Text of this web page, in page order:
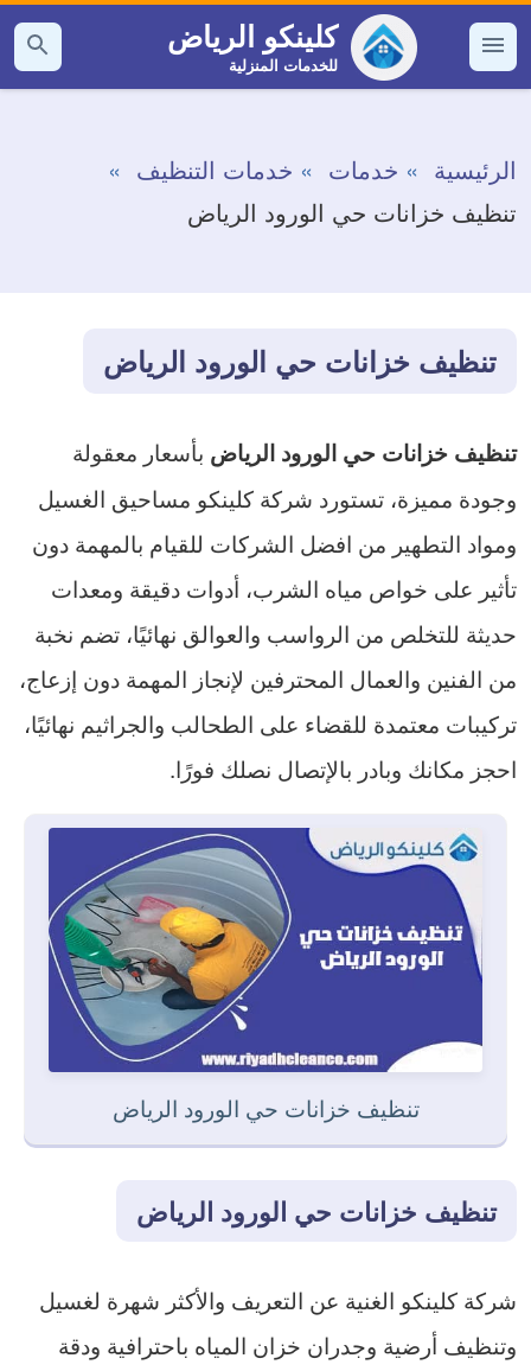
التجاوز
إلى القائمة
كلينكو الرياض
للخدمات المنزلية
بحث
عن
الرئيسية خدمات
خدمات التنظيف
تنظيف خزانات حي الورود الرياض
تنظيف خزانات حي الورود الرياض
تنظيف خزانات حي الورود الرياض بأسعار معقولة
وجودة مميزة، تستورد شركة كلينكو مساحيق الغسيل
ومواد التطهير من افضل الشركات للقيام بالمهمة دون
تأثير على خواص مياه الشرب، أدوات دقيقة ومعدات
حديثة للتخلص من الرواسب والعوالق نهائيًا، تضم نخبة
من الفنين والعمال المحترفين لإنجاز المهمة دون إزعاج،
تركيبات معتمدة للقضاء على الطحالب والجراثيم نهائيًا،
احجز مكانك وبادر بالإتصال نصلك فورًا.
تنظيف خزانات حي الورود الرياض
تنظيف خزانات حي الورود الرياض
شركة كلينكو الغنية عن التعريف والأكثر شهرة لغسيل
وتنظيف أرضية وجدران خزان المياه باحترافية ودقة